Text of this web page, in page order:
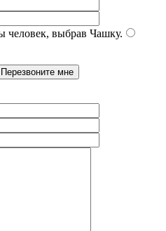
человек, выбрав Чашку.